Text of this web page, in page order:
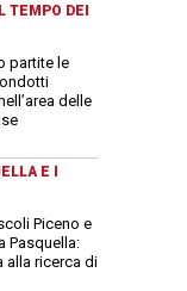
TEMPO DEI
partite le
delle
E I
Piceno e
Pasquella:
alla ricerca di